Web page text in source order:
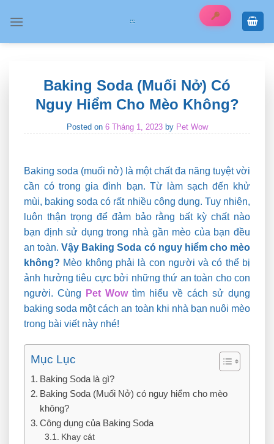
Baking Soda (Muối Nở) Có
Nguy Hiểm Cho Mèo Không?
Posted on 6 Tháng 1, 2023by Pet Wow
Baking soda (muối nở) là một chất đa năng tuyệt vời
cần có trong gia đình bạn. Từ làm sạch đến khử
mùi, baking soda có rất nhiều công dụng. Tuy nhiên,
luôn thận trọng để đảm bảo rằng bất kỳ chất nào
bạn định sử dụng trong nhà gần mèo của bạn đều
an toàn.Vậy Baking Soda có nguy hiểm cho mèo
không? Mèo không phải là con người và có thể bị
ảnh hưởng tiêu cực bởi những thứ an toàn cho con
người. Cùng
Pet Wowtìm hiểu về cách sử dụng
baking soda một cách an toàn khi nhà bạn nuôi mèo
trong bài viết này nhé!
Mục Lục
Baking Soda là gì?
Baking Soda (Muối Nở) có nguy hiểm cho mèo
không?
Công dụng của Baking Soda
Khay cát